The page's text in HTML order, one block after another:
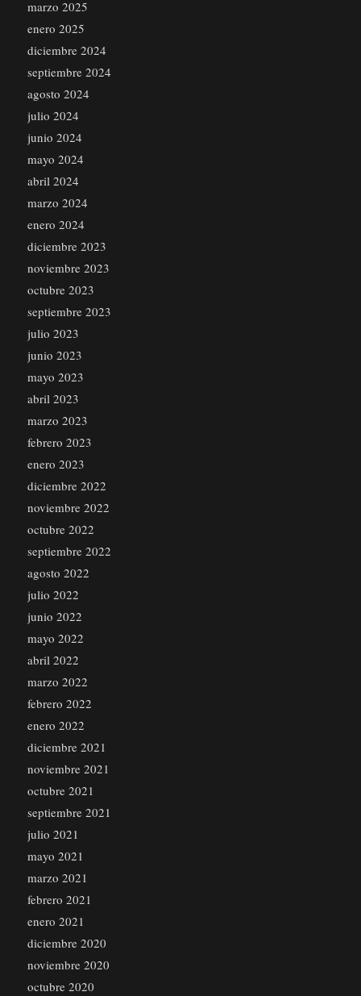
marzo 2025
enero 2025
diciembre 2024
septiembre 2024
agosto 2024
julio 2024
junio 2024
mayo 2024
abril 2024
marzo 2024
enero 2024
diciembre 2023
noviembre 2023
octubre 2023
septiembre 2023
julio 2023
junio 2023
mayo 2023
abril 2023
marzo 2023
febrero 2023
enero 2023
diciembre 2022
noviembre 2022
octubre 2022
septiembre 2022
agosto 2022
julio 2022
junio 2022
mayo 2022
abril 2022
marzo 2022
febrero 2022
enero 2022
diciembre 2021
noviembre 2021
octubre 2021
septiembre 2021
julio 2021
mayo 2021
marzo 2021
febrero 2021
enero 2021
diciembre 2020
noviembre 2020
octubre 2020